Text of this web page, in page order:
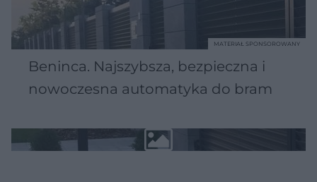
Beninca. Najszybsza, bezpieczna i
nowoczesna automatyka do bram
MATERIAŁ SPONSOROWANY